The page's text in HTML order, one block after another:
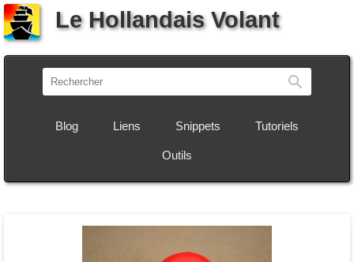
Le Hollandais Volant
Blog Liens Snippets Tutoriels
Outils